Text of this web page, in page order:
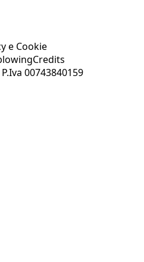
e Cookie
Credits
00743840159